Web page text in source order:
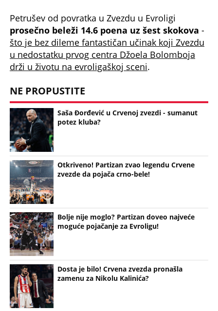
prosečno beleži 14.6 poena uz šest skokova
što je bez dileme fantastičan učinak koji Zvezdu
u nedostatku prvog centra Džoela Bolomboja
drži u životu na evroligaškoj sceni.
Saša Đorđević u Crvenoj zvezdi - sumanut
potez kluba?
Otkriveno! Partizan zvao legendu Crvene
zvezde da pojača crno-bele!
Bolje nije moglo? Partizan doveo najveće
moguće pojačanje za Evroligu!
Dosta je bilo! Crvena zvezda pronašla
zamenu za Nikolu Kalinića?